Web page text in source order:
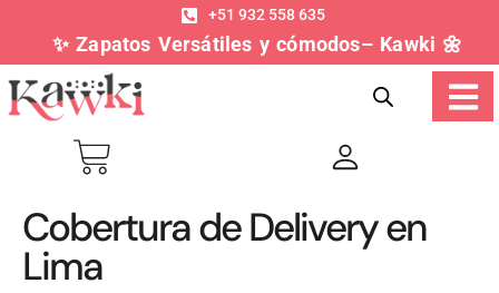
+51 932 558 635
✨ Zapatos Versátiles y cómodos– Kawki 🌼
Cobertura de Delivery en
Lima